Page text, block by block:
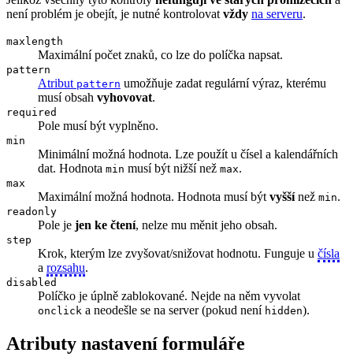
není problém je obejít, je nutné kontrolovat vždy na serveru.
maxlength
Maximální počet znaků, co lze do políčka napsat.
pattern
Atribut pattern umožňuje zadat regulární výraz, kterému
musí obsah vyhovovat.
required
Pole musí být vyplněno.
min
Minimální možná hodnota. Lze použít u čísel a kalendářních
dat. Hodnota min musí být nižší než max.
max
Maximální možná hodnota. Hodnota musí být vyššínež min.
readonly
Pole je jen ke čtení, nelze mu měnit jeho obsah.
step
Krok, kterým lze zvyšovat/snižovat hodnotu. Funguje u čísla
a rozsahu.
disabled
Políčko je úplně zablokované. Nejde na něm vyvolat
onclick a neodešle se na server (pokud není hidden).
Atributy nastavení formuláře